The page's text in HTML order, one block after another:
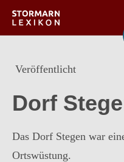
Über das Lexikon
Mitarbeit
Veröffentlicht
Dorf
Das Dorf Stegen war
Ortswüstung.